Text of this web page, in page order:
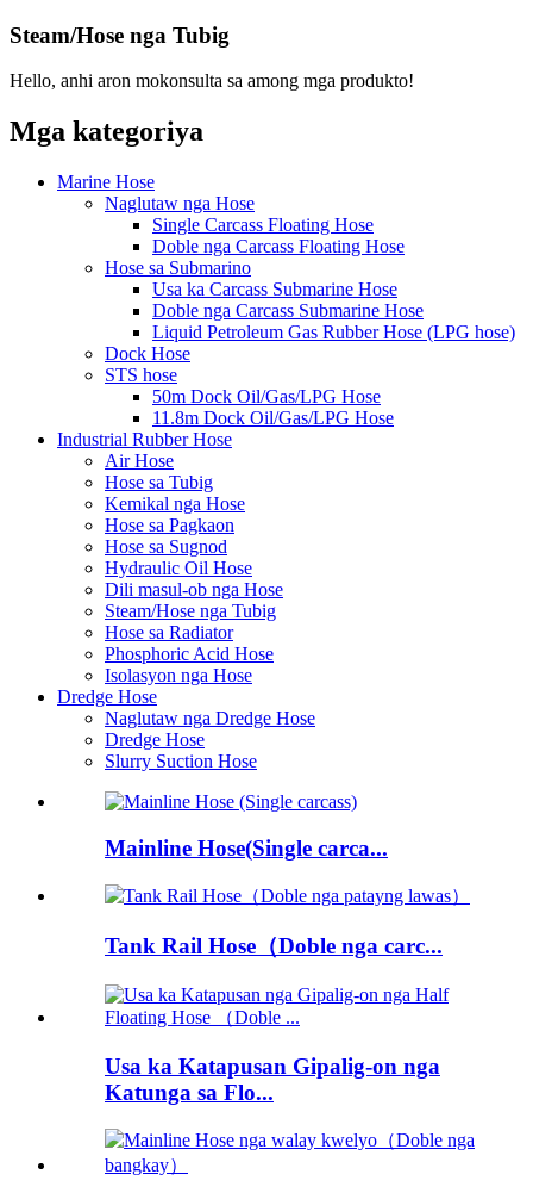
Steam/Hose nga Tubig
Hello, anhi aron mokonsulta sa among mga produkto!
Mga kategoriya
Marine Hose
Naglutaw nga Hose
Single Carcass Floating Hose
Doble nga Carcass Floating Hose
Hose sa Submarino
Usa ka Carcass Submarine Hose
Doble nga Carcass Submarine Hose
Liquid Petroleum Gas Rubber Hose (LPG hose)
Dock Hose
STS hose
50m Dock Oil/Gas/LPG Hose
11.8m Dock Oil/Gas/LPG Hose
Industrial Rubber Hose
Air Hose
Hose sa Tubig
Kemikal nga Hose
Hose sa Pagkaon
Hose sa Sugnod
Hydraulic Oil Hose
Dili masul-ob nga Hose
Steam/Hose nga Tubig
Hose sa Radiator
Phosphoric Acid Hose
Isolasyon nga Hose
Dredge Hose
Naglutaw nga Dredge Hose
Dredge Hose
Slurry Suction Hose
Mainline Hose(Single carca...
Tank Rail Hose（Doble nga carc...
Usa ka Katapusan Gipalig-on nga
Katunga sa Flo...